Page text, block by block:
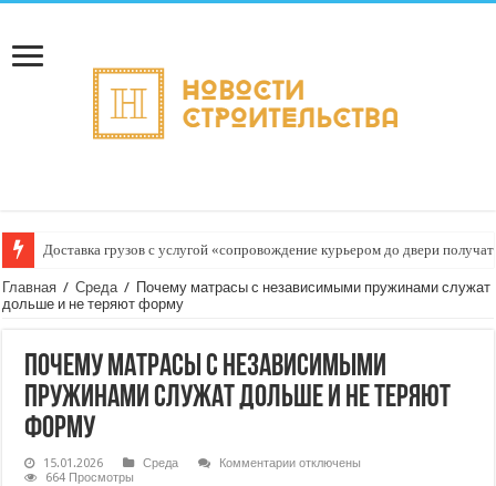
Доставка грузов с услугой «сопровождение курьером до двери
Главная / Среда / Почему матрасы с независимыми пружинами служат
дольше и не теряют форму
Почему матрасы с независимыми
пружинами служат дольше и не теряют
форму
15.01.2026 Среда Комментариикотключены
664 Просмотры